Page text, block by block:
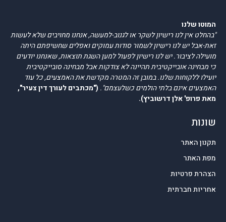
המוטו שלנו
"בהחלט אין לנו רישיון לשקר או לגנוב-למעשה, אנחנו מחויבים שלא לעשות
זאת-אבל יש לנו רישיון לשמור סודות עמוקים ואפלים שחשיפתם היתה
מועילה לציבור. יש לנו רישיון לפעול למען השגת תוצאות, שאנחנו יודעים
כי מבחינה אובייקטיבית תהיינה לא צודקות אבל מבחינה סובייקטיבית
יועילו ללקוחות שלנו. במובן זה המטרה מקדשת את האמצעים, כל עוד
האמצעים אינם בלתי הולמים כשלעצמם". ("מכתבים לעורך דין צעיר",
מאת פרופ' אלן דרשוביץ).
שונות
תקנון האתר
מפת האתר
הצהרת פרטיות
אחריות חברתית